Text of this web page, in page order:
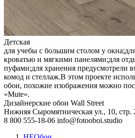
Детская
для учебы с большим столом у
кроватью и мягкими панелями;для
пуфами;для хранения предусмотрели
комод и стеллаж.В этом проекте
обои, похожие изображения можно
«Mute».
Дизайнерские обои Wall Street
Нижняя Сыромятническая ул., 10, стр.
8 800 555-18-06 info@fotooboi.studio